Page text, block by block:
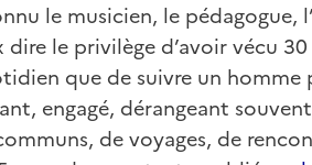
le musicien, le pédagogue,
le privilège d’avoir vécu
que de suivre un homme
engagé, dérangeant
de voyages, de